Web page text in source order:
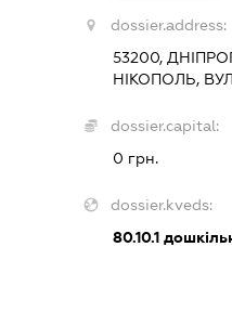
dossier.address:
53200,
НІКОПОЛЬ,
dossier.capital:
0 грн.
dossier.kveds:
80.10.1